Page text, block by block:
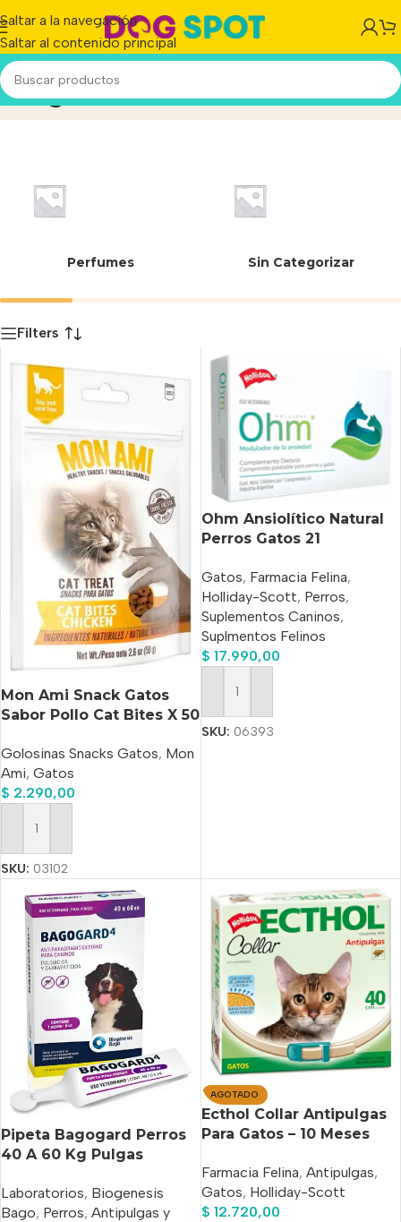
Saltar a la navegación
Saltar al contenido principal
50 gInicio/Producto
Perfumes Sin Categorizar
Filters
Mon Ami Snack Gatos
Sabor Pollo Cat Bites X 50
Golosinas Snacks Gatos, Mon
Ami, Gatos
$ 2.290,00
Añadir Al Carrito
SKU: 03102
Ohm Ansiolítico Natural
Perros Gatos 21
Holliday
Gatos, Farmacia Felina,
Holliday-Scott, Perros,
Suplementos Caninos,
Suplmentos Felinos
$ 17.990,00
Añadir Al Carrito
SKU: 06393
Pipeta Bagogard Perros
40 A 60 Kg Pulgas
Laboratorios, Biogenesis
Bago, Perros, Antipulgas y
AGOTADO
Ecthol Collar Antipulgas
Para Gatos – 10 Meses
Farmacia Felina, Antipulgas,
Gatos, Holliday-Scott
$ 12.720,00